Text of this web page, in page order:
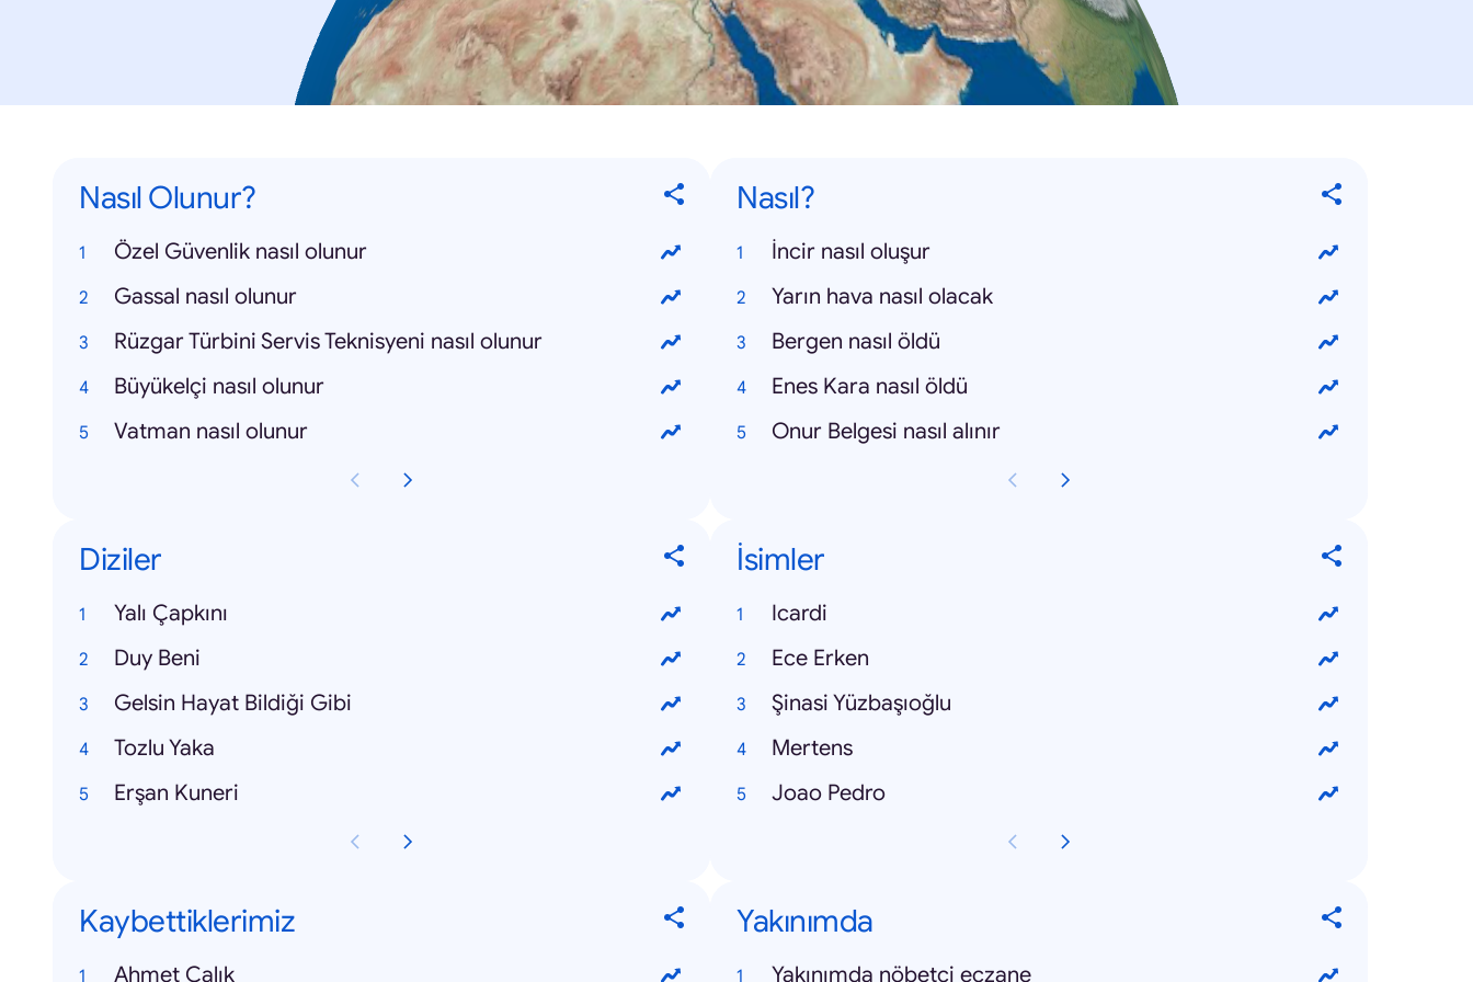
Nasıl Olunur?
Özel Güvenlik nasıl olunur
Gassal nasıl olunur
Rüzgar Türbini Servis Teknisyeni nasıl olunur
Büyükelçi nasıl olunur
Vatman nasıl olunur
Nasıl?
İncir nasıl oluşur
Yarın hava nasıl olacak
Bergen nasıl öldü
Enes Kara nasıl öldü
Onur Belgesi nasıl alınır
Diziler
Yalı Çapkını
Duy Beni
Gelsin Hayat Bildiği Gibi
Tozlu Yaka
Erşan Kuneri
İsimler
Icardi
Ece Erken
Şinasi Yüzbaşıoğlu
Mertens
Joao Pedro
Kaybettiklerimiz
Ahmet Çalık
Yakınımda
Yakınımda nöbetçi eczane